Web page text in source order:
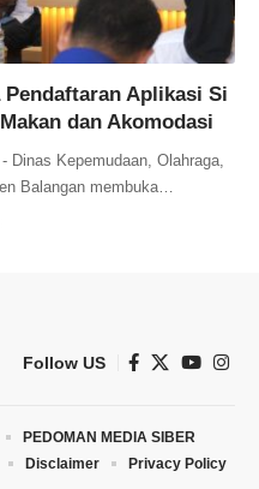
Aplikasi Si
dan Akomodasi
Dinas Kepemudaan, Olahraga,
Balangan membuka…
Follow US
PEDOMAN MEDIA SIBER
Disclaimer Privacy Policy